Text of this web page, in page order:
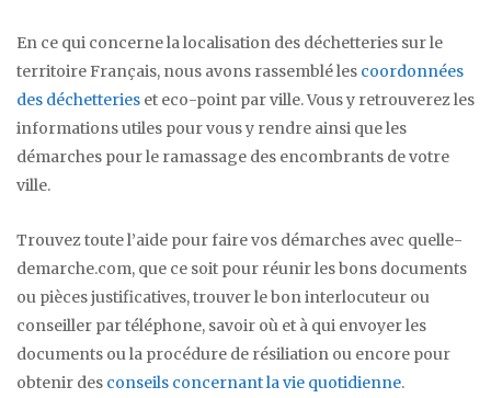
En ce qui concerne la localisation des déchetteries sur le
territoire Français, nous avons rassemblé les coordonnées
des déchetteries et eco-point par ville. Vous y retrouverez les
informations utiles pour vous y rendre ainsi que les
démarches pour le ramassage des encombrants de votre
ville.
Trouvez toute l’aide pour faire vos démarches avec quelle-
demarche.com, que ce soit pour réunir les bons documents
ou pièces justificatives, trouver le bon interlocuteur ou
conseiller par téléphone, savoir où et à qui envoyer les
documents ou la procédure de résiliation ou encore pour
obtenir des conseils concernant la vie quotidienne.